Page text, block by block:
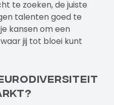
te zoeken, de juiste
talenten goed te
kansen om een
jij tot bloei kunt